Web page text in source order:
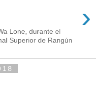
›
Lone, durante el
Superior de Rangún